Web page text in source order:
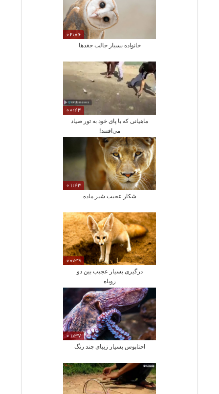
02:06
خانواده بسیار جالب جغدها
00:44
ماهیانی که با پای خود به‌ تور صیاد
می‌افتند!
01:43
شکار عجیب شیر ماده
00:39
درگیری بسیار عجیب بین دو
روباه
01:37
اختاپوس بسیار زیبای چند رنگ